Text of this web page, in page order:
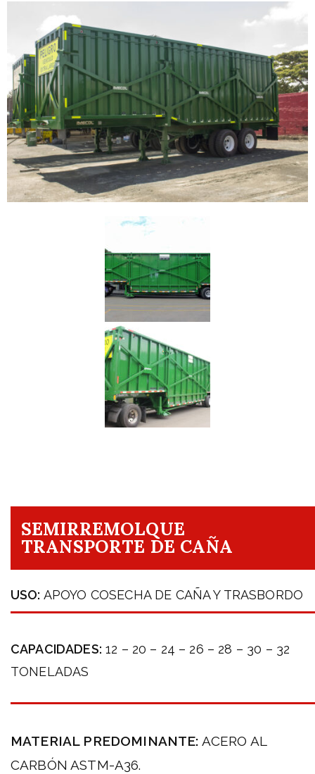
SEMIRREMOLQUE
TRANSPORTE DE CAÑA
USO: APOYO COSECHA DE CAÑA Y TRASBORDO
CAPACIDADES: 12 – 20 – 24 – 26 – 28 – 30 – 32
TONELADAS
MATERIAL PREDOMINANTE: ACERO AL
CARBÓN ASTM-A36.